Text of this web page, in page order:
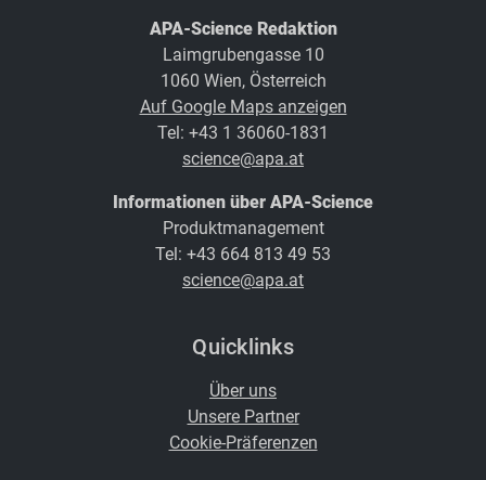
APA-Science Redaktion
Laimgrubengasse 10
1060 Wien, Österreich
Auf Google Maps anzeigen
Tel: +43 1 36060-1831
science@apa.at
Informationen über APA-Science
Produktmanagement
Tel: +43 664 813 49 53
science@apa.at
Quicklinks
Über uns
Unsere Partner
Cookie-Präferenzen